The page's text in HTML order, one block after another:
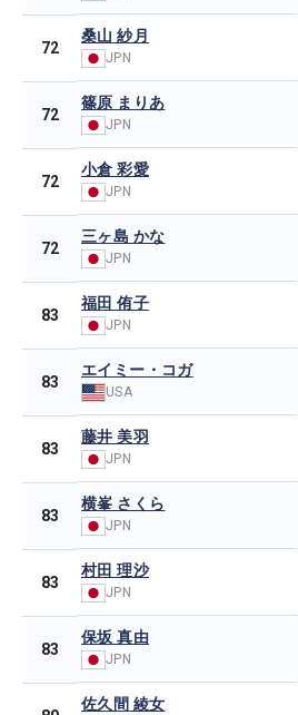
72
桑山 紗月
JPN
72
篠原 まりあ
JPN
72
小倉 彩愛
JPN
72
三ヶ島 かな
JPN
83
福田 侑子
JPN
83
エイミー・コガ
USA
83
藤井 美羽
JPN
83
横峯 さくら
JPN
83
村田 理沙
JPN
83
保坂 真由
JPN
佐久間 綾女